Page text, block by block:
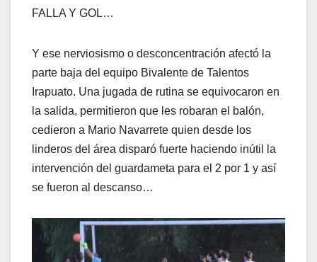
FALLA Y GOL…
Y ese nerviosismo o desconcentración afectó la
parte baja del equipo Bivalente de Talentos
Irapuato. Una jugada de rutina se equivocaron en
la salida, permitieron que les robaran el balón,
cedieron a Mario Navarrete quien desde los
linderos del área disparó fuerte haciendo inútil la
intervención del guardameta para el 2 por 1 y así
se fueron al descanso…